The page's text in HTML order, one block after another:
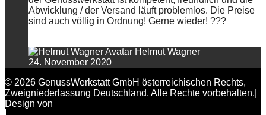
Abwicklung / der Versand läuft problemlos. Die Preise
sind auch völlig in Ordnung! Gerne wieder! ???
Helmut Wagner
24. November 2020
© 2026 GenussWerkstatt GmbH österreichischen Rechts,
Zweigniederlassung Deutschland. Alle Rechte vorbehalten.|
Design von